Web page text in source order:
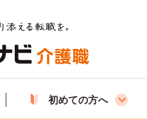
初めての方へ